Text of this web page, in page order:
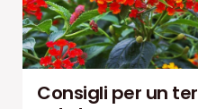
Consigli per un